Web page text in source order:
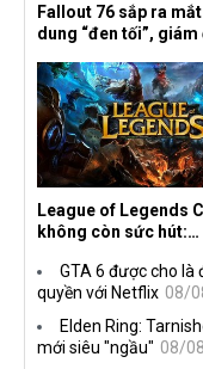
Fallout 76 sắp ra
dung “đen tối”, giám
League of Legends
không còn sức hút:
chơi cũ không còn
GTA 6 được cho là
quyền với Netflix 08/
Elden Ring:
mới siêu "ngầu" 08/